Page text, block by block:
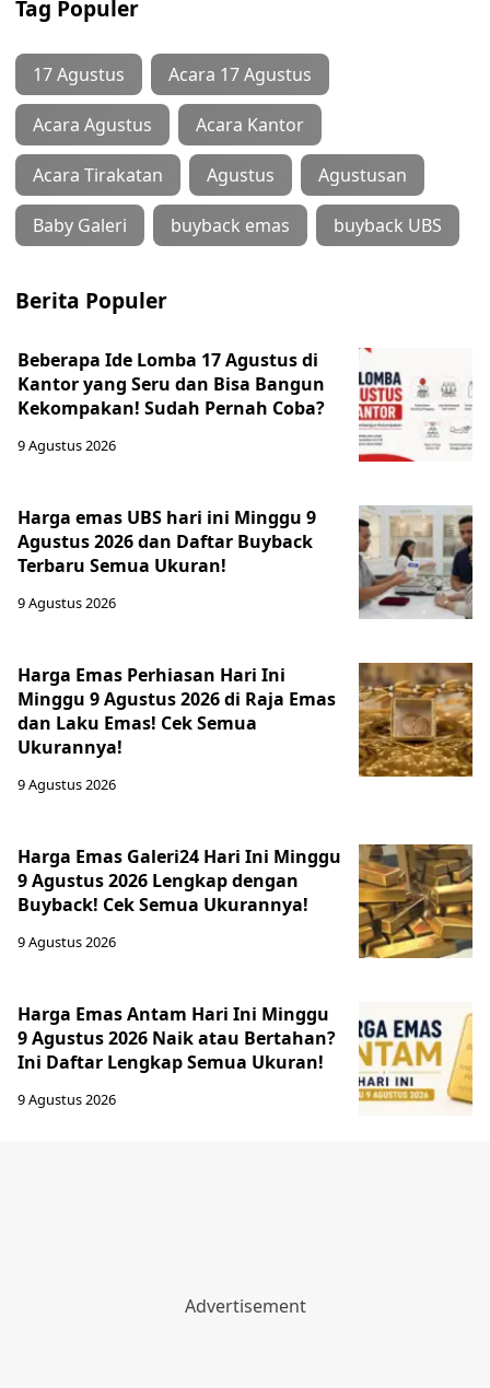
Tag Populer
17 Agustus Acara 17 Agustus
Acara Agustus Acara Kantor
Acara Tirakatan Agustus Agustusan
Baby Galeri buyback emas buyback UBS
Berita Populer
Beberapa Ide Lomba 17 Agustus di
Kantor yang Seru dan Bisa Bangun
Kekompakan! Sudah Pernah Coba?
9 Agustus 2026
Harga emas UBS hari ini Minggu 9
Agustus 2026 dan Daftar Buyback
Terbaru Semua Ukuran!
9 Agustus 2026
Harga Emas Perhiasan Hari Ini
Minggu 9 Agustus 2026 di Raja Emas
dan Laku Emas! Cek Semua
Ukurannya!
9 Agustus 2026
Harga Emas Galeri24 Hari Ini Minggu
9 Agustus 2026 Lengkap dengan
Buyback! Cek Semua Ukurannya!
9 Agustus 2026
Harga Emas Antam Hari Ini Minggu
9 Agustus 2026 Naik atau Bertahan?
Ini Daftar Lengkap Semua Ukuran!
9 Agustus 2026